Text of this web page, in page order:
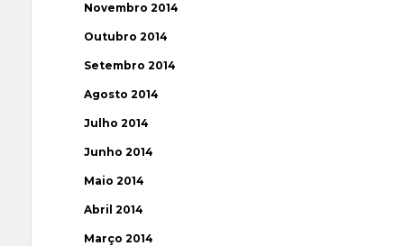
Novembro 2014
Outubro 2014
Setembro 2014
Agosto 2014
Julho 2014
Junho 2014
Maio 2014
Abril 2014
Março 2014